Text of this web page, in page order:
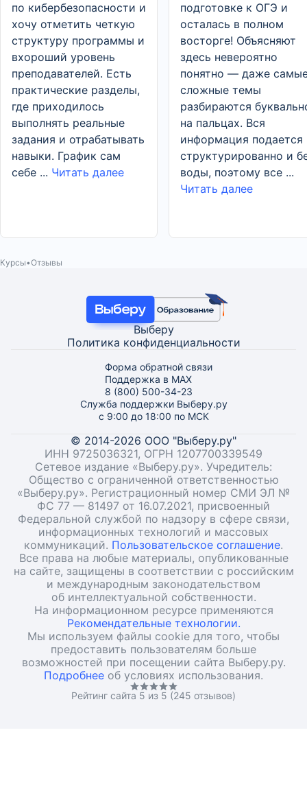
по кибербезопасности и
хочу отметить четкую
структуру программы и
вхороший уровень
преподавателей. Есть
практические разделы,
где приходилось
выполнять реальные
задания и отрабатывать
навыки. График сам
себе ... Читать далее
подготовке к ОГЭ и
осталась в полном
восторге! Объясняют
здесь невероятно
понятно — даже
сложные темы
разбираются
на пальцах. Вся
информация подается
структурированно и
воды, поэтому все ...
Читать далее
Курсы Отзывы
Выберу
Политика конфиденциальности
Форма обратной связи
Поддержка в MAX
8 (800) 500-34-23
Служба поддержки Выберу.ру
с 9:00 до 18:00 по МСК
© 2014-2026 ООО "Выберу.ру"
ИНН 9725036321, ОГРН 1207700339549
Сетевое издание «Выберу.ру». Учредитель:
Общество с ограниченной ответственностью
«Выберу.ру». Регистрационный номер СМИ ЭЛ №
ФС 77 — 81497 от 16.07.2021, присвоенный
Федеральной службой по надзору в сфере связи,
информационных технологий и массовых
коммуникаций. Пользовательское соглашение.
Все права на любые материалы, опубликованные
на сайте, защищены в соответствии с российским
и международным законодательством
об интеллектуальной собственности.
На информационном ресурсе применяются
Рекомендательные технологии.
Мы используем файлы cookie для того, чтобы
предоставить пользователям больше
возможностей при посещении сайта Выберу.ру.
Подробнее об условиях использования.
Рейтинг сайта 5 из 5 (245 отзывов)